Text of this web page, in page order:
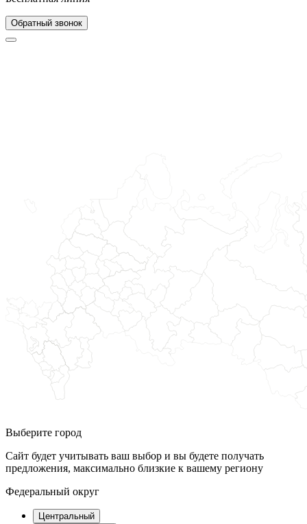
Обратный звонок
Выберите город
Сайт будет учитывать ваш выбор и вы будете получать
предложения, максимально близкие к вашему региону
Федеральный округ
Центральный